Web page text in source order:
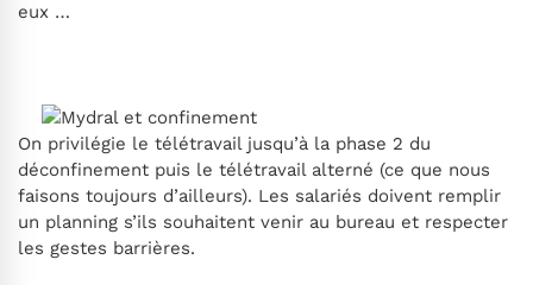
eux …
On privilégie le télétravail jusqu’à la phase 2 du
déconfinement puis le télétravail alterné (ce que nous
faisons toujours d’ailleurs). Les salariés doivent remplir
un planning s’ils souhaitent venir au bureau et respecter
les gestes barrières.